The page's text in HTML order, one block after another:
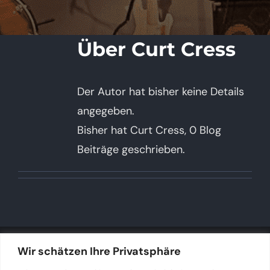
Wir schätzen Ihre Privatsphäre
Über Curt Cress
Der Autor hat bisher keine Details
angegeben.
Bisher hat Curt Cress, 0 Blog
Beiträge geschrieben.